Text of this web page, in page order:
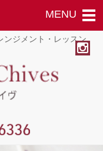
ンジメント・レッスン